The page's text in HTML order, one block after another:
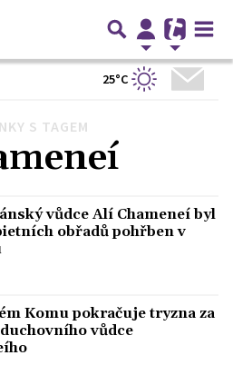
25°C
S TAGEM
vůdce Alí Chameneí byl
obřadů pohřben v
Komu pokračuje tryzna za
vůdce